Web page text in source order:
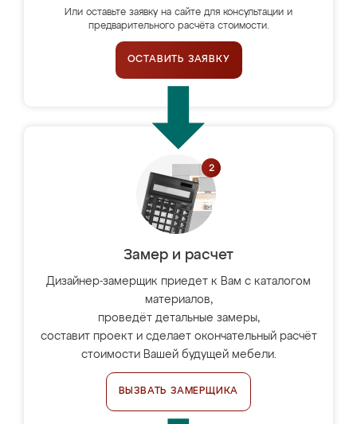
Или оставьте заявку на сайте для консультации и
предварительного расчёта стоимости.
ОСТАВИТЬ ЗАЯВКУ
Замер и расчет
Дизайнер-замерщик приедет к Вам с каталогом
материалов,
проведёт детальные замеры,
составит проект и сделает окончательный расчёт
стоимости Вашей будущей мебели.
ВЫЗВАТЬ ЗАМЕРЩИКА